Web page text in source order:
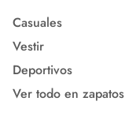
Casuales
Vestir
Deportivos
Ver todo en zapatos